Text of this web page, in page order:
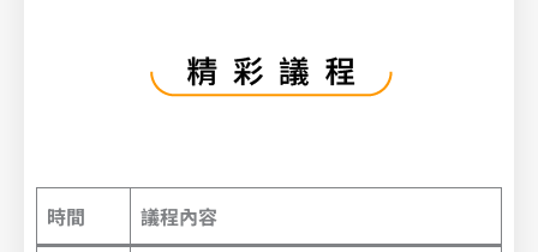
時間 議程內容